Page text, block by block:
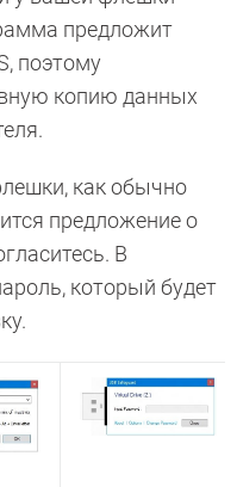
предложит
поэтому
копию данных
как обычно
предложение о
В
который будет